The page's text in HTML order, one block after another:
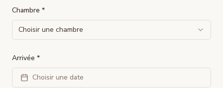
Chambre *
Choisir une chambre
Arrivée *
Choisir une date